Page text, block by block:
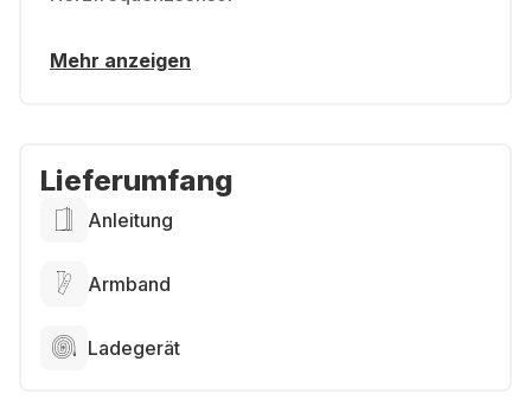
Mehr anzeigen
Lieferumfang
Anleitung
Armband
Ladegerät